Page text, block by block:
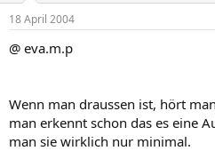
18 April 2004
@ eva.m.p
Wenn man draussen ist, hört
man erkennt schon das es eine
man sie wirklich nur minimal.